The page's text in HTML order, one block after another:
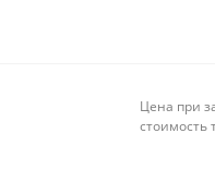
Цена при
стоимость